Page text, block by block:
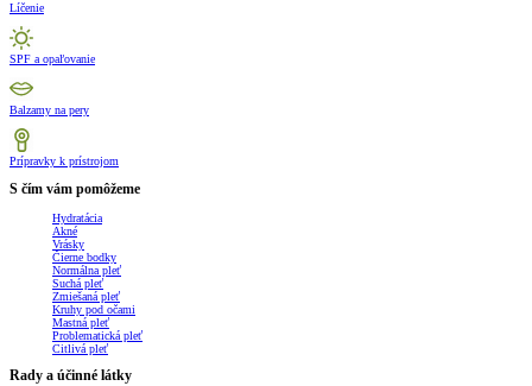
Líčenie
SPF a opaľovanie
Balzamy na pery
Prípravky k prístrojom
S čím vám pomôžeme
Hydratácia
Akné
Vrásky
Čierne bodky
Normálna pleť
Suchá pleť
Zmiešaná pleť
Kruhy pod očami
Mastná pleť
Problematická pleť
Citlivá pleť
Rady a účinné látky